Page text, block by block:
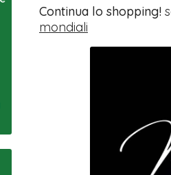
Continua lo shopping!
mondiali